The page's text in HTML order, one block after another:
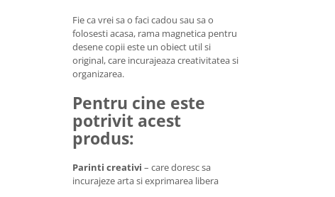
Fie ca vrei sa o faci cadou sau sa o
folosesti acasa, rama magnetica pentru
desene copii este un obiect util si
original, care incurajeaza creativitatea si
organizarea.
Pentru cine este
potrivit acest
produs:
Parinti creativi – care doresc sa
incurajeze arta si exprimarea libera